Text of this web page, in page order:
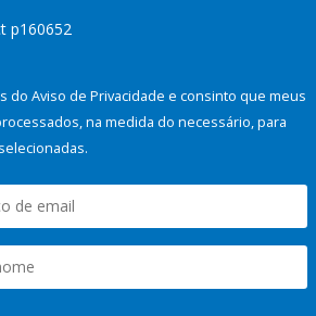
p160652
do Aviso de Privacidade e consinto que meus
na medida do necessário, para